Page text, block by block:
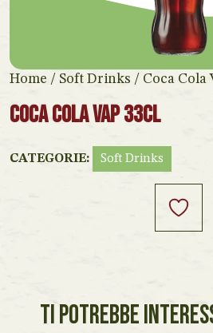
Home / Soft Drinks / Coca Cola
Coca Cola Vap 33cl
CATEGORIE: Soft Drinks
TI POTREBBE